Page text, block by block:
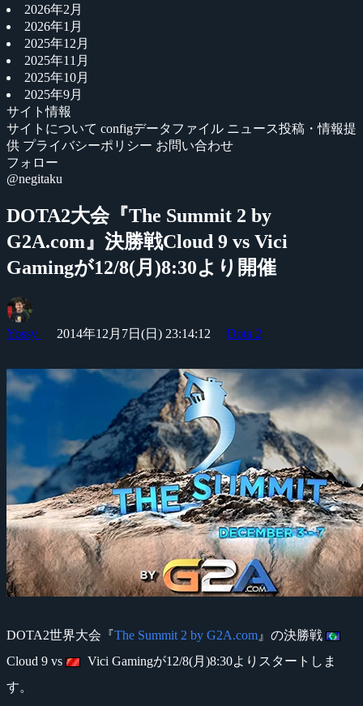
2026年2月
2026年1月
2025年12月
2025年11月
2025年10月
2025年9月
サイト情報
サイトについて configデータファイル ニュース投稿・情報提
供 プライバシーポリシー お問い合わせ
フォロー
@negitaku
DOTA2大会『The Summit 2 by
G2A.com』決勝戦Cloud 9 vs Vici
Gamingが12/8(月)8:30より開催
Yossy 2014年12月7日(日) 23:14:12 Dota 2
DOTA2世界大会『The Summit 2 by G2A.com 』の決勝戦
Cloud 9 vs
Vici Gamingが12/8(月)8:30よりスタートしま
す。